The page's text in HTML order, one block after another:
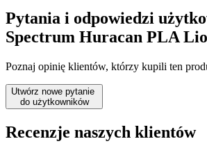
Pytania i odpowiedzi
Spectrum Huracan PLA
Poznaj opinię klientów, którzy kupili ten
Utwórz nowe pytanie
do użytkowników
Recenzje naszych klientów